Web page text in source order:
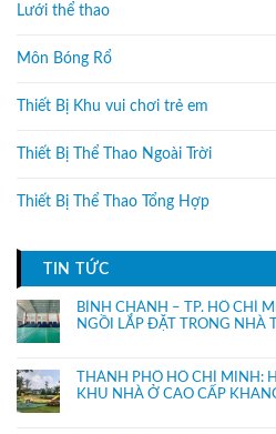
Lưới thể thao
Môn Bóng Rổ
Thiết Bị Khu vui chơi trẻ em
Thiết Bị Thể Thao Ngoài Trời
Thiết Bị Thể Thao Tổng Hợp
TIN TỨC
BÌNH CHÁNH – TP. HỒ CHÍ
NGỒI LẮP ĐẶT TRONG NHÀ
THÀNH PHỐ HỒ CHÍ MINH:
KHU NHÀ Ở CAO CẤP